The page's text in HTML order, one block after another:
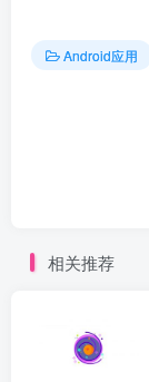
Android应用
相关推荐